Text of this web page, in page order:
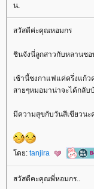
น.
สวัสดีค่ะคุณหอมกร
ชินจังนี่ลูกสาวกับหลานชอ
เช้านี้ชงกาแฟแค่ครึ่งแก้
สายๆหมอมาน่าจะได้กลั
มีความสุขกับวันสีเขียวน
ดย: tanjira
สวัสดีคะคุณพี่หอมกร..